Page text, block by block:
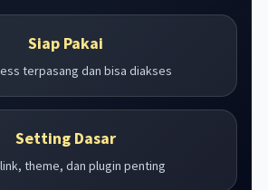
Siap Pakai
terpasang dan bisa diakses
Setting Dasar
theme, dan plugin penting